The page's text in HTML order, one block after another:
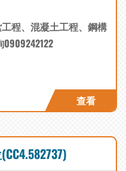
施工安全評估報告書編
統籌管理(PCM)、工程
、混凝土工程、鋼構工
項施工品質計畫書編
統籌管理(PCM)、工程
程、混凝土工程、鋼構
查看